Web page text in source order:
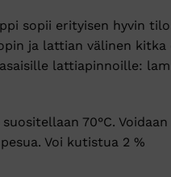
sopii erityisen hyvin
ja lattian välinen
lattiapinnoille:
70°C.
Voi kutistua 2 %